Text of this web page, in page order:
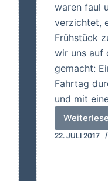
waren faul
verzichtet,
Frühstück
wir uns auf
gemacht:
Fahrtag
und mit
22. JULI 2017